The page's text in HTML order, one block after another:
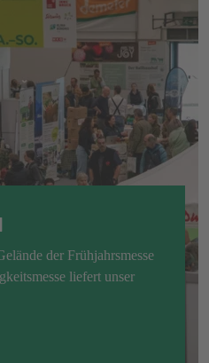
der Frühjahrsmesse
liefert unser